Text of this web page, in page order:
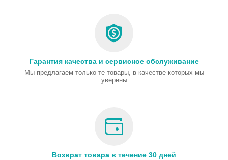
Гарантия качества и сервисное обслуживание
Мы предлагаем только те товары, в качестве которых мы
уверены
Возврат товара в течение 30 дней